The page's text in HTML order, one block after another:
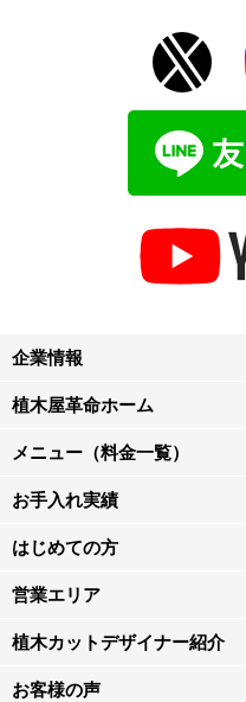
企業情報
植木屋革命ホーム
メニュー（料金一覧）
お手入れ実績
はじめての方
営業エリア
植木カットデザイナー紹介
お客様の声